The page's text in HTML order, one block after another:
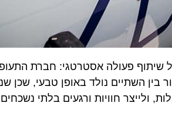
פעולה אסטרטגי: חברת התעופה
בין השתיים נולד באופן טבעי, שכן
חוויות ורגעים בלתי נשכחים